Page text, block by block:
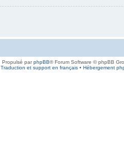
Propulsé parphpBB® Forum Software © phpBB
Traduction et support en français• Hébergement